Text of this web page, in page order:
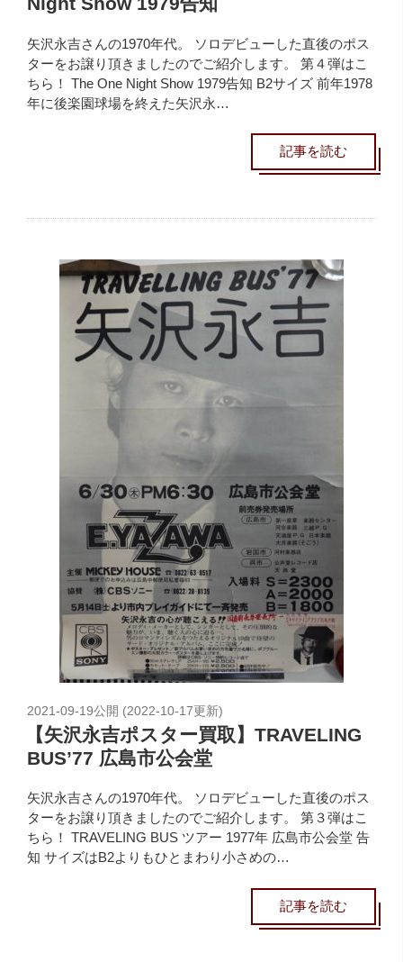
矢沢永吉さんの1970年代。 ソロデビューした直後のポス
ターをお譲り頂きましたのでご紹介します。 第４弾はこ
ちら！ The One Night Show 1979告知 B2サイズ 前年1978
年に後楽園球場を終えた矢沢永…
記事を読む
2021-09-19公開 (2022-10-17更新)
【矢沢永吉ポスター買取】TRAVELING
BUS’77 広島市公会堂
矢沢永吉さんの1970年代。 ソロデビューした直後のポス
ターをお譲り頂きましたのでご紹介します。 第３弾はこ
ちら！ TRAVELING BUS ツアー 1977年 広島市公会堂 告
知 サイズはB2よりもひとまわり小さめの…
記事を読む